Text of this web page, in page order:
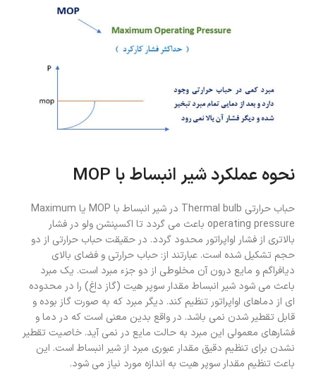
نحوه عملکرد شیر انبساط با MOP
حباب حرارتی Thermal bulb در شیر انبساط با MOP یا Maximum
operating pressure باعث می گردد تا اکسپنشن ولو در فشار
بالاتری از فشار اواپراتور محدود گردد. در حقیقت حباب حرارتی از دو
حجم تشکیل شده است. عبارتند از: حباب حرارتی و فضای بالای
دیافراگم و مایع درون آن مخلوطی از دو جزء مبرد است. یک مبرد
باعث می شود شیر انبساط مقدار سوپر هیت (گاز داغ) را در محدوده
ای از دماهای اواپراتور تنظیم کند. دیگر مبرد که به صورت گاز بوده و
قابل تقطیر شدن نمی باشد. در واقع بدین معنی است که در دما و
فشارهای معمولی این مبرد به حالت مایع در نمی آید. خاصیت تقطیر
نشدن برای تنظیم دقیق مقدار عبوری مبرد از شیر انبساط است. این
باعث تنظیم مقدار سوپر هیت به اندازه مورد نیاز می شود.